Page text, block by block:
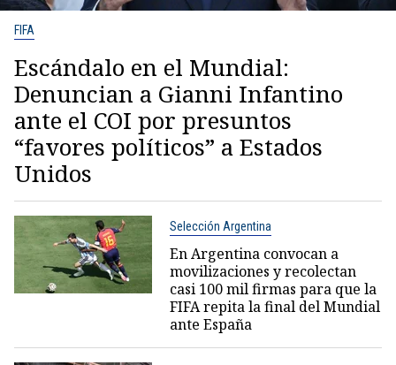
FIFA
Escándalo en el Mundial:
Denuncian a Gianni Infantino
ante el COI por presuntos
“favores políticos” a Estados
Unidos
Selección Argentina
En Argentina convocan a
movilizaciones y recolectan
casi 100 mil firmas para que la
FIFA repita la final del Mundial
ante España